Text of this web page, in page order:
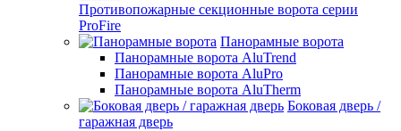
Противопожарные секционные ворота серии
ProFire
Панорамные ворота
Панорамные ворота AluTrend
Панорамные ворота AluPro
Панорамные ворота AluTherm
Боковая дверь /
гаражная дверь